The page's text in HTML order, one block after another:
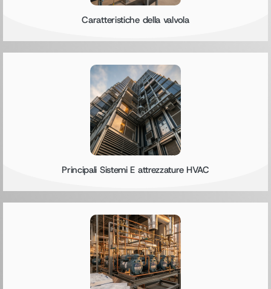
Caratteristiche della valvola
Principali Sistemi E attrezzature HVAC